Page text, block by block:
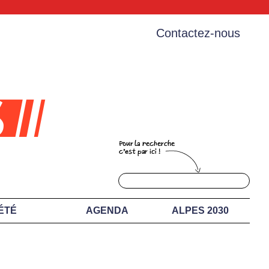
Contactez-nous
AGENDA ALPES 2030